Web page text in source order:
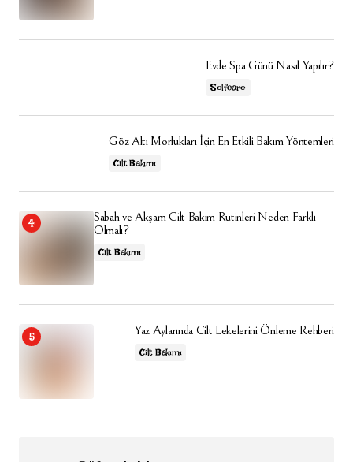
Evde Spa Günü Nasıl Yapılır?
Selfcare
Göz Altı Morlukları İçin En Etkili Bakım Yöntemleri
Cilt Bakımı
Sabah ve Akşam Cilt Bakım Rutinleri Neden Farklı
Olmalı?
Cilt Bakımı
Yaz Aylarında Cilt Lekelerini Önleme Rehberi
Cilt Bakımı